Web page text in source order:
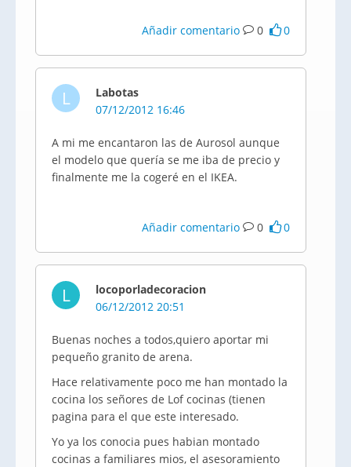
Añadir comentario 0 0
L
Labotas
07/12/2012 16:46
A mi me encantaron las de Aurosol aunque
el modelo que quería se me iba de precio y
finalmente me la cogeré en el IKEA.
Añadir comentario 0 0
L
locoporladecoracion
06/12/2012 20:51
Buenas noches a todos,quiero aportar mi
pequeño granito de arena.
Hace relativamente poco me han montado la
cocina los señores de Lof cocinas (tienen
pagina para el que este interesado.
Yo ya los conocia pues habian montado
cocinas a familiares mios, el asesoramiento